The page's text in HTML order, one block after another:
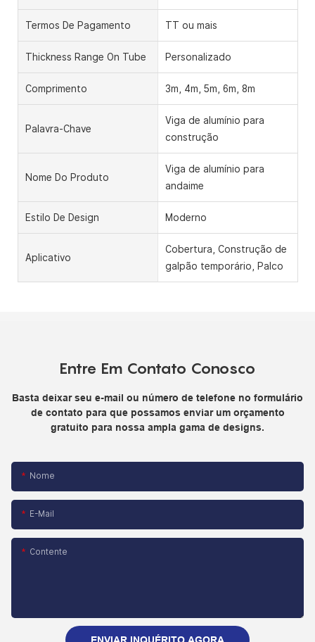
Termos De Pagamento TT ou mais
Thickness Range On Tube Personalizado
Comprimento 3m, 4m, 5m, 6m, 8m
Palavra-Chave
Viga de alumínio para
construção
Nome Do Produto
Viga de alumínio para
andaime
Estilo De Design Moderno
Aplicativo
Cobertura, Construção de
galpão temporário, Palco
Entre Em Contato Conosco
Basta deixar seu e-mail ou número de telefone no formulário
de contato para que possamos enviar um orçamento
gratuito para nossa ampla gama de designs.
Nome
E-Mail
Contente